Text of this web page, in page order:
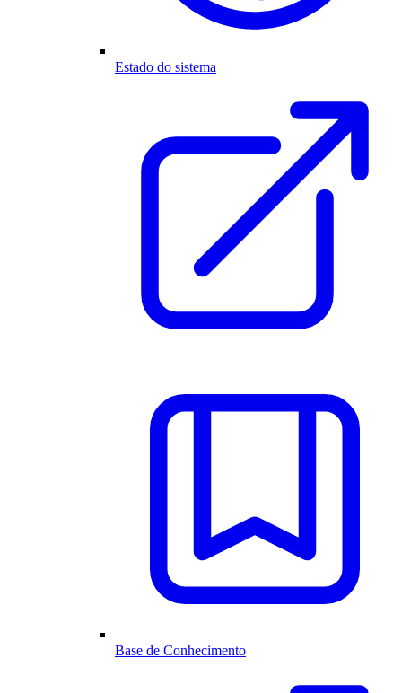
Estado do sistema
Base de Conhecimento